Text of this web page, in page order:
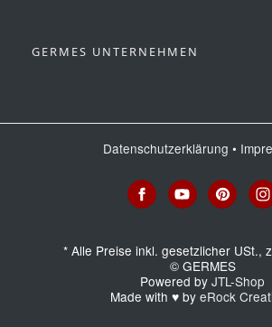
GERMES UNTERNEHMEN
Datenschutzerklärung •
*Alle Preise inkl. gesetzlicher USt.,
© GERMES
Powered by JTL-Shop
Made with ♥ by eRock